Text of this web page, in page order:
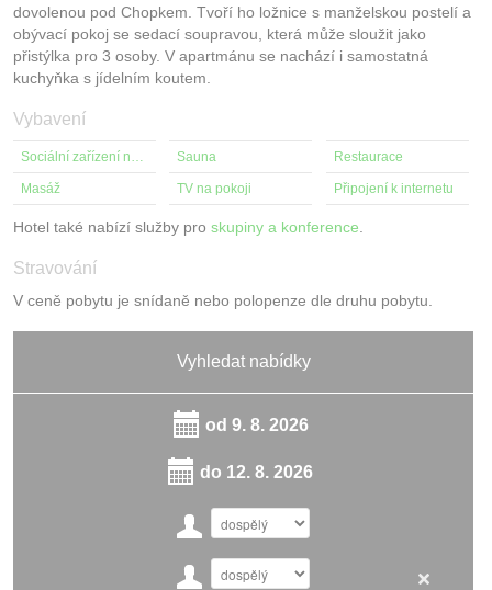
dovolenou pod Chopkem. Tvoří ho ložnice s manželskou postelí a
obývací pokoj se sedací soupravou, která může sloužit jako
přistýlka pro 3 osoby. V apartmánu se nachází i samostatná
kuchyňka s jídelním koutem.
Vybavení
Sauna Restaurace
Masáž TV na pokoji Připojení k internetu
Hotel také nabízí služby pro skupiny a konference
Stravování
V ceně pobytu je snídaně nebo polopenze dle druhu pobytu.
Vyhledat nabídky
od 9. 8. 2026
do 12. 8. 2026